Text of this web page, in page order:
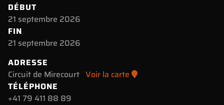
DÉBUT
21 septembre 2026
FIN
21 septembre 2026
ADRESSE
Circuit de Mirecourt Voir la carte
TÉLÉPHONE
+41 79 411 88 89